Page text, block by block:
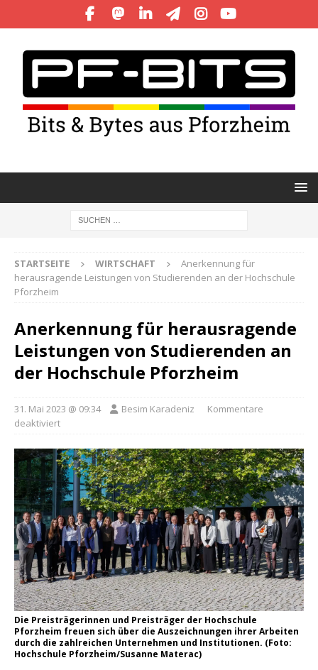
STARTSEITE WIRTSCHAFT
Anerkennung für
herausragende Leistungen von Studierenden an der Hochschule
Pforzheim
Anerkennung für herausragende
Leistungen von Studierenden an
der Hochschule Pforzheim
31. Mai 2023 @ 09:34 Besim Karadeniz
Kommentare
deaktiviert
Die Preisträgerinnen und Preisträger der Hochschule
Pforzheim freuen sich über die Auszeichnungen ihrer Arbeiten
durch die zahlreichen Unternehmen und Institutionen. (Foto:
Hochschule Pforzheim/Susanne Materac)